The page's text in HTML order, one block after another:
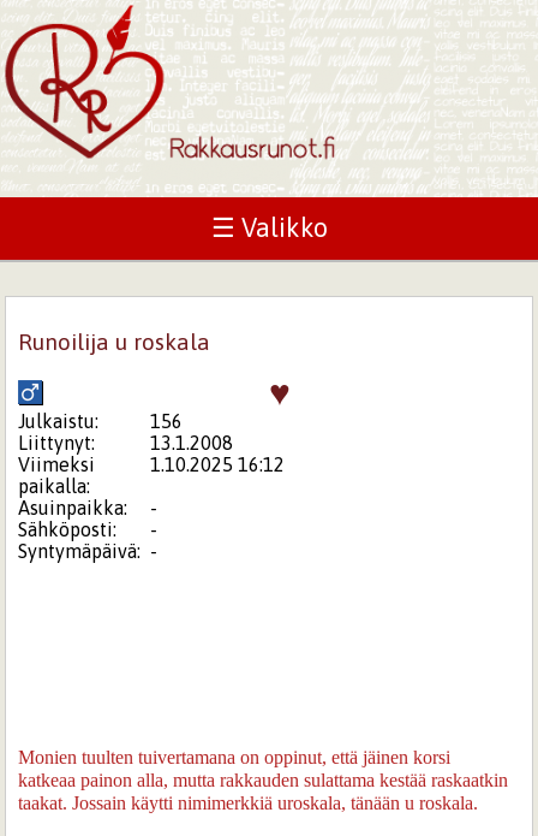
☰ Valikko
Runoilija u roskala
♥
Julkaistu:
156
Liittynyt:
13.1.2008
Viimeksi
paikalla:
1.10.2025 16:12
Asuinpaikka:
-
Sähköposti:
-
Syntymäpäivä: -
Monien tuulten tuivertamana on oppinut, että jäinen korsi
katkeaa painon alla, mutta rakkauden sulattama kestää raskaatkin
taakat. Jossain käytti nimimerkkiä uroskala, tänään u roskala.